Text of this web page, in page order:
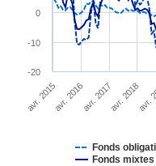
Fonds
Fonds mixtes
-20
-10
0
avr. 2015avr. 2016avr. 2017avr. 2018avr.